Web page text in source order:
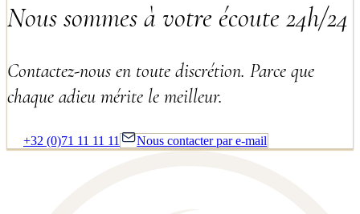
Nous sommes à votre écoute 24h/24
Contactez-nous en toute discrétion. Parce que
chaque adieu mérite le meilleur.
+32 (0)71 11 11 11 Nous contacter par e-mail